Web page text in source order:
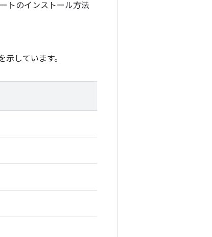
トのインストール方法
しています。